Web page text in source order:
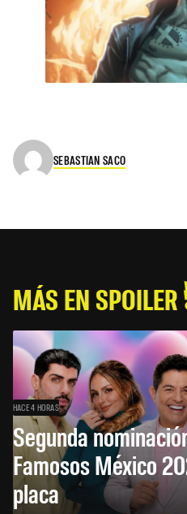
SEBASTIAN SACO
MÁS EN SPOILER
HACE 4 HORAS
Segunda
Famosos México
placa